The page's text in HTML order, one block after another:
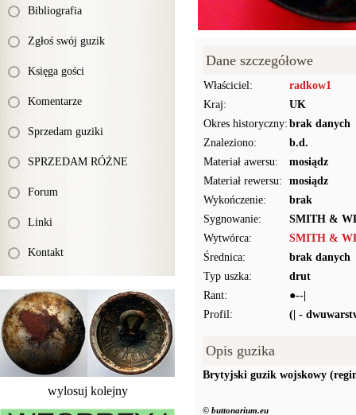
Bibliografia
Zgłoś swój guzik
Księga gości
Komentarze
Sprzedam guziki
SPRZEDAM RÓŻNE
Forum
Linki
Kontakt
wylosuj kolejny
Dane szczegółowe
Właściciel:
radkow1
Kraj:
UK
Okres historyczny: brak danych
Znaleziono:
b.d.
Materiał awersu:
mosiądz
Materiał rewersu:
mosiądz
Wykończenie:
brak
Sygnowanie:
SMITH &
Wytwórca:
SMITH &
Średnica:
brak danych
Typ uszka:
drut
Rant:
●--|
Profil:
(| -
Opis guzika
Brytyjski guzik wojskowy
© buttonarium.eu